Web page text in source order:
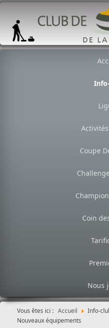
Coupe
Coin
Nous
Vous êtes ici : Accueil Info-
Nouveaux équipements